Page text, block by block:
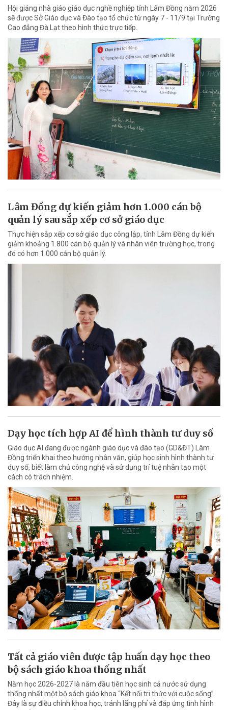
Hội giảng nhà giáo giáo dục nghề nghiệp tỉnh Lâm Đồng năm 2026
sẽ được Sở Giáo dục và Đào tạo tổ chức từ ngày 7 - 11/9 tại Trường
Cao đẳng Đà Lạt theo hình thức trực tiếp.
Lâm Đồng dự kiến giảm hơn 1.000 cán bộ
quản lý sau sắp xếp cơ sở giáo dục
Thực hiện sắp xếp cơ sở giáo dục công lập, tỉnh Lâm Đồng dự kiến
giảm khoảng 1.800 cán bộ quản lý và nhân viên trường học, trong
đó có hơn 1.000 cán bộ quản lý.
Dạy học tích hợp AI để hình thành tư duy số
Giáo dục AI đang được ngành giáo dục và đào tạo (GD&ĐT) Lâm
Đồng triển khai theo hướng nhân văn, giúp học sinh hình thành tư
duy số, biết làm chủ công nghệ và sử dụng trí tuệ nhân tạo một
cách có trách nhiệm.
Tất cả giáo viên được tập huấn dạy học theo
bộ sách giáo khoa thống nhất
Năm học 2026-2027 là năm đầu tiên học sinh cả nước sử dụng
thống nhất một bộ sách giáo khoa “Kết nối tri thức với cuộc sống”.
Đây là sự điều chỉnh khoa học, tránh lãng phí và đáp ứng tình hình